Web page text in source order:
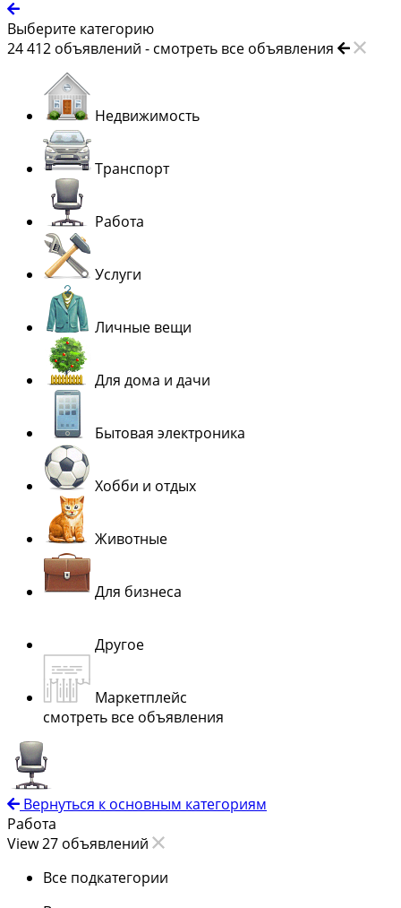
Выберите категорию
24 412 объявлений - смотреть все объявления
Недвижимость
Транспорт
Работа
Услуги
Личные вещи
Для дома и дачи
Бытовая электроника
Хобби и отдых
Животные
Для бизнеса
Другое
Маркетплейс
смотреть все объявления
Вернуться к основным категориям
Работа
View 27 объявлений
Все подкатегории